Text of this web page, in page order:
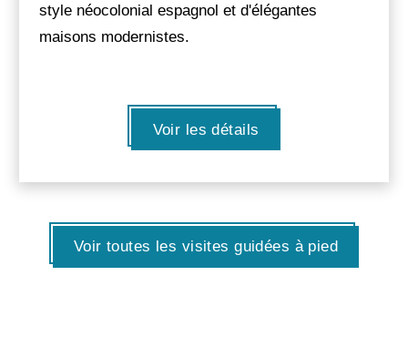
style néocolonial espagnol et d'élégantes
maisons modernistes.
Voir les détails
Voir toutes les visites guidées à pied